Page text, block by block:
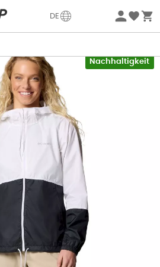
DE
5% EXTRA ab 2 Produkten* Code
Nachhaltigkeit